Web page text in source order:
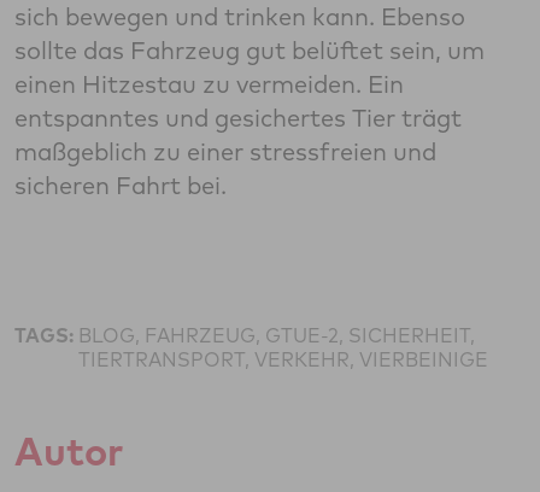
sich bewegen und trinken kann. Ebenso
sollte das Fahrzeug gut belüftet sein, um
einen Hitzestau zu vermeiden. Ein
entspanntes und gesichertes Tier trägt
maßgeblich zu einer stressfreien und
sicheren Fahrt bei.
TAGS: BLOG, FAHRZEUG, GTUE-2, SICHERHEIT,
TIERTRANSPORT, VERKEHR, VIERBEINIGE
Autor